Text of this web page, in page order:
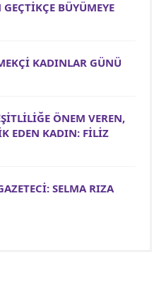
BÜYÜMEYE
KADINLAR GÜNÜ
ÖNEM VEREN,
EDEN KADIN: FİLİZ
SELMA RIZA